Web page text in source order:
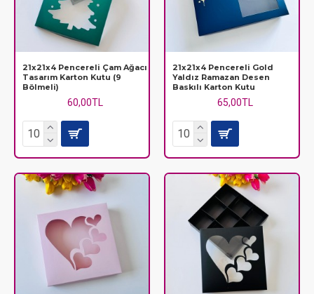
21x21x4 Pencereli Çam Ağacı
Tasarım Karton Kutu (9
Bölmeli)
60,00TL
21x21x4 Pencereli Gold
Yaldız Ramazan Desen
Baskılı Karton Kutu
65,00TL